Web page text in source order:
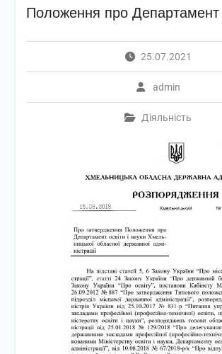
Положення про Департамент
25.07.2021
admin
Діяльність